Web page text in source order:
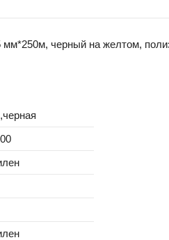
черный на желтом,